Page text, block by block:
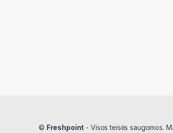
© Freshpoint - Visos teisės saugomos.